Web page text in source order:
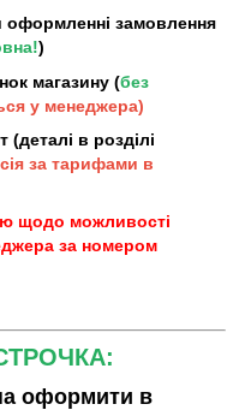
оформленні замовлення
)
магазину (без
у менеджера)
(деталі в розділі
за тарифами в
щодо можливості
за номером
оформити в